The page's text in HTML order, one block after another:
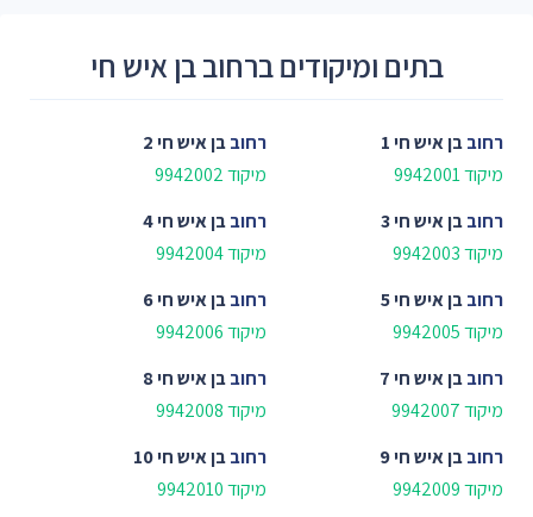
בתים ומיקודים ברחוב בן איש חי
רחובבן איש חי 1
מיקוד 9942001
רחובבן איש חי 2
מיקוד 9942002
רחובבן איש חי 3
מיקוד 9942003
רחובבן איש חי 4
מיקוד 9942004
רחובבן איש חי 5
מיקוד 9942005
רחובבן איש חי 6
מיקוד 9942006
רחובבן איש חי 7
מיקוד 9942007
רחובבן איש חי 8
מיקוד 9942008
רחובבן איש חי 9
מיקוד 9942009
רחובבן איש חי 10
מיקוד 9942010